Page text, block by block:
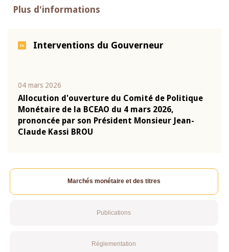
Plus d'informations
Interventions du Gouverneur
04 mars 2026
Allocution d'ouverture du Comité de Politique
Monétaire de la BCEAO du 4 mars 2026,
prononcée par son Président Monsieur Jean-
Claude Kassi BROU
Marchés monétaire et des titres
Publications
Réglementation